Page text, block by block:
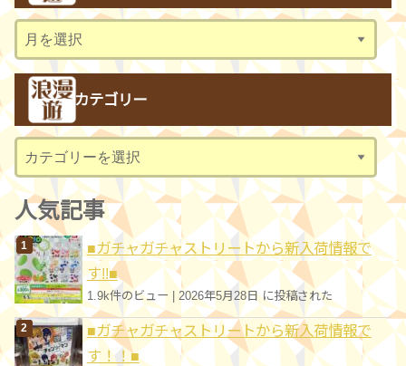
ー
ブ
カテゴリー
テ
ゴ
リ
ー
人気記事
■ガチャガチャストリートから新入荷情報で
す!!■
1.9k件のビュー | 2026年5月28日 に投稿された
■ガチャガチャストリートから新入荷情報で
す！！■